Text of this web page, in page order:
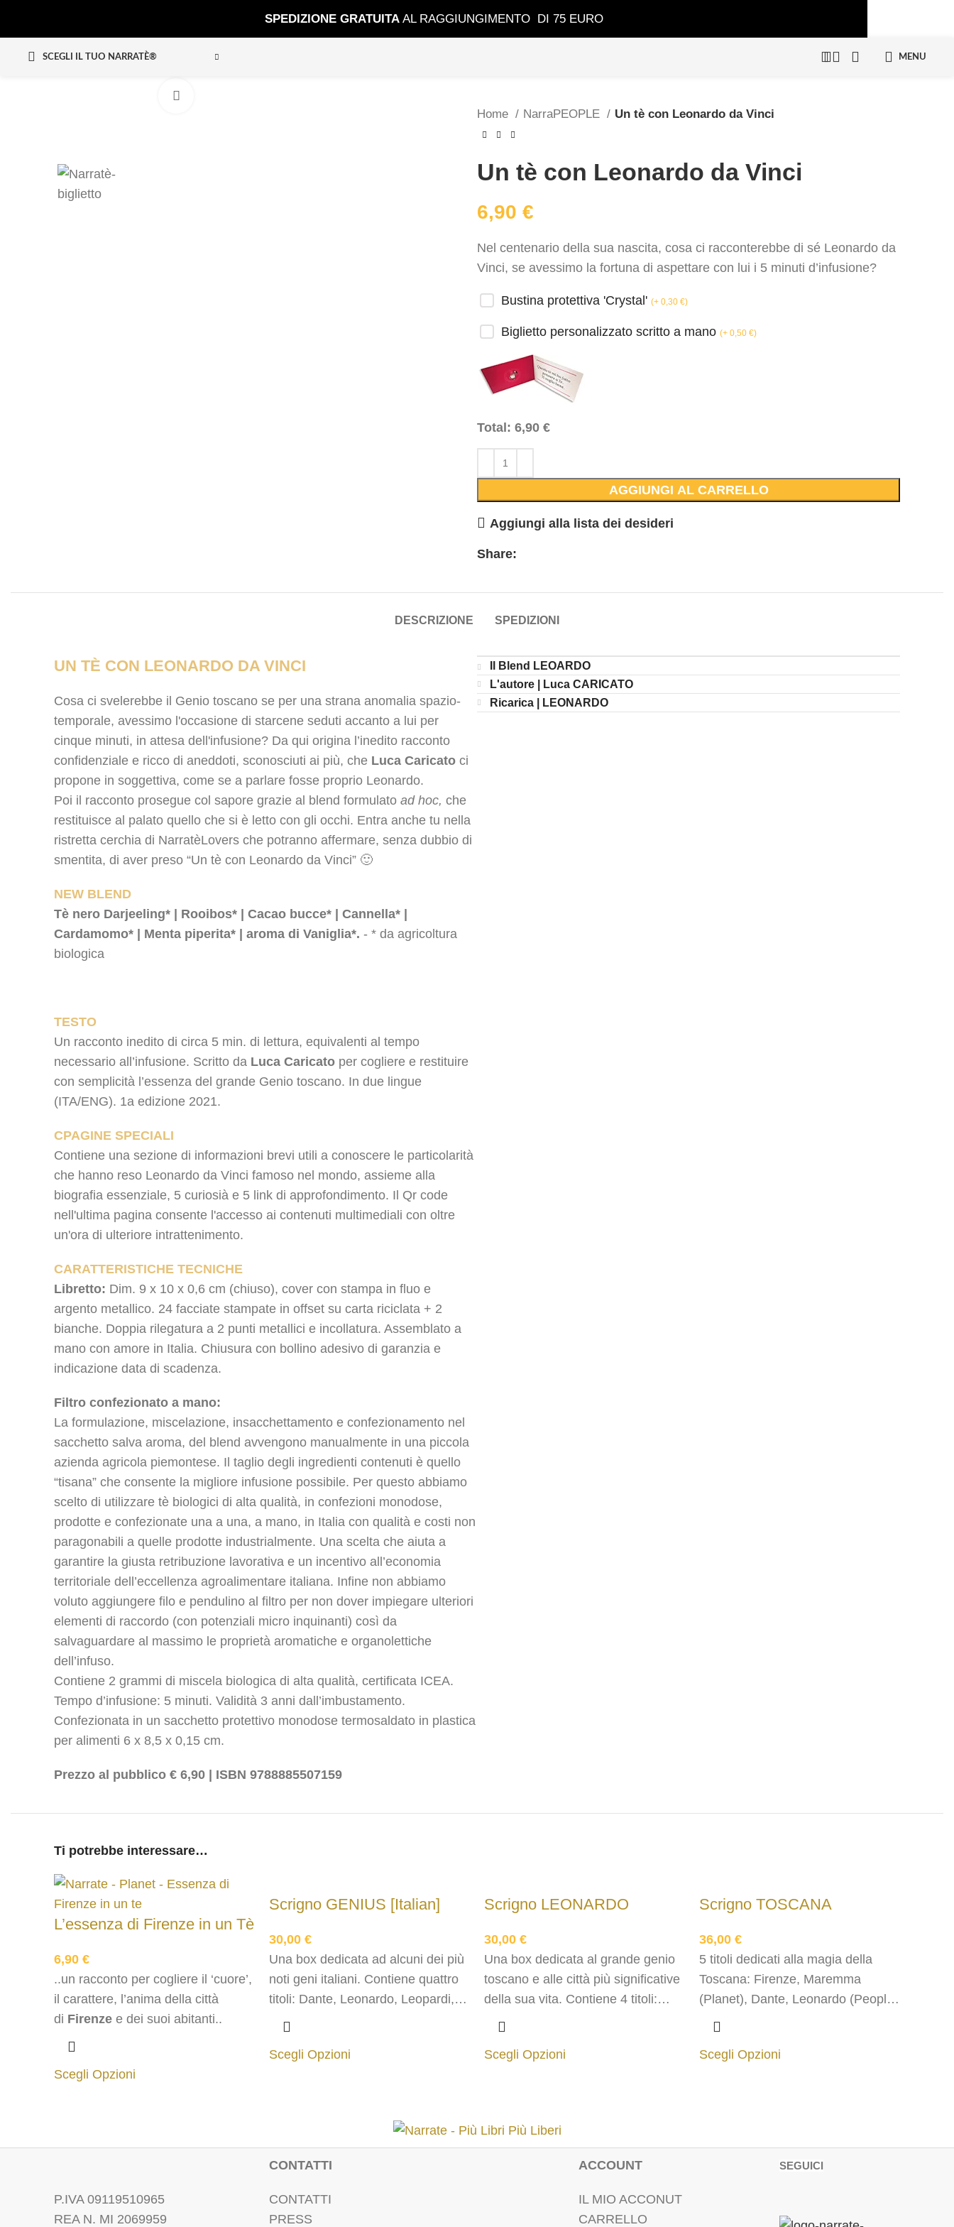
SCEGLI IL TUO NARRATÈ® MENU
Home NarraPEOPLE Un tè con Leonardo da Vinci
Un tè con Leonardo da Vinci
6,90 €
Nel centenario della sua nascita, cosa ci racconterebbe di sé Leonardo da
Vinci, se avessimo la fortuna di aspettare con lui i 5 minuti d’infusione?
Bustina protettiva 'Crystal' (+ 0,30 €)
Biglietto personalizzato scritto a mano (+ 0,50 €)
Total: 6,90 €
AGGIUNGI AL CARRELLO
Aggiungi alla lista dei desideri
Share:
DESCRIZIONE SPEDIZIONI
UN TÈ CON LEONARDO DA VINCI
Cosa ci svelerebbe il Genio toscano se per una strana anomalia spazio-
temporale, avessimo l'occasione di starcene seduti accanto a lui per
cinque minuti, in attesa dell'infusione? Da qui origina l’inedito racconto
confidenziale e ricco di aneddoti, sconosciuti ai più, che Luca Caricato ci
propone in soggettiva, come se a parlare fosse proprio Leonardo.
Poi il racconto prosegue col sapore grazie al blend formulato ad hoc, che
restituisce al palato quello che si è letto con gli occhi. Entra anche tu nella
ristretta cerchia di NarratèLovers che potranno affermare, senza dubbio di
smentita, di aver preso “Un tè con Leonardo da Vinci” 🙂
NEW BLEND
Tè nero Darjeeling* | Rooibos* | Cacao bucce* | Cannella* |
Cardamomo* | Menta piperita* | aroma di Vaniglia*. - * da agricoltura
biologica
TESTO
Un racconto inedito di circa 5 min. di lettura, equivalenti al tempo
necessario all’infusione. Scritto da Luca Caricato per cogliere e restituire
con semplicità l’essenza del grande Genio toscano. In due lingue
(ITA/ENG). 1a edizione 2021.
CPAGINE SPECIALI
Contiene una sezione di informazioni brevi utili a conoscere le particolarità
che hanno reso Leonardo da Vinci famoso nel mondo, assieme alla
biografia essenziale, 5 curiosià e 5 link di approfondimento. Il Qr code
nell'ultima pagina consente l'accesso ai contenuti multimediali con oltre
un'ora di ulteriore intrattenimento.
CARATTERISTICHE TECNICHE
Libretto: Dim. 9 x 10 x 0,6 cm (chiuso), cover con stampa in fluo e
argento metallico. 24 facciate stampate in offset su carta riciclata + 2
bianche. Doppia rilegatura a 2 punti metallici e incollatura. Assemblato a
mano con amore in Italia. Chiusura con bollino adesivo di garanzia e
indicazione data di scadenza.
Filtro confezionato a mano:
La formulazione, miscelazione, insacchettamento e confezionamento nel
sacchetto salva aroma, del blend avvengono manualmente in una piccola
azienda agricola piemontese. Il taglio degli ingredienti contenuti è quello
“tisana” che consente la migliore infusione possibile. Per questo abbiamo
scelto di utilizzare tè biologici di alta qualità, in confezioni monodose,
prodotte e confezionate una a una, a mano, in Italia con qualità e costi non
paragonabili a quelle prodotte industrialmente. Una scelta che aiuta a
garantire la giusta retribuzione lavorativa e un incentivo all’economia
territoriale dell’eccellenza agroalimentare italiana. Infine non abbiamo
voluto aggiungere filo e pendulino al filtro per non dover impiegare ulteriori
elementi di raccordo (con potenziali micro inquinanti) così da
salvaguardare al massimo le proprietà aromatiche e organolettiche
dell’infuso.
Contiene 2 grammi di miscela biologica di alta qualità, certificata ICEA.
Tempo d’infusione: 5 minuti. Validità 3 anni dall’imbustamento.
Confezionata in un sacchetto protettivo monodose termosaldato in plastica
per alimenti 6 x 8,5 x 0,15 cm.
Prezzo al pubblico € 6,90 | ISBN 9788885507159
Il Blend LEOARDO
L'autore | Luca CARICATO
Ricarica | LEONARDO
Ti potrebbe interessare…
L’essenza di Firenze in un Tè
6,90 €
..un racconto per cogliere il ‘cuore’,
il carattere, l’anima della città
di Firenze e dei suoi abitanti..
Scegli Opzioni
Scrigno GENIUS [Italian]
30,00 €
Una box dedicata ad alcuni dei più
noti geni italiani. Contiene quattro
titoli: Dante, Leonardo, Leopardi,
Verdi (People). Comprende anche
Scegli Opzioni
Scrigno LEONARDO
30,00 €
Una box dedicata al grande genio
toscano e alle città più significative
della sua vita. Contiene 4 titoli:
Leonardo (People), Firenze,
anche 1 TÈccuino arancione.
Scegli Opzioni
Scrigno TOSCANA
36,00 €
5 titoli dedicati alla magia della
Toscana: Firenze, Maremma
(Planet), Dante, Leonardo (People)
Pinocchio (Taste). Comprende
Scegli Opzioni
P.IVA 09119510965
REA N. MI 2069959
CONTATTI
CONTATTI
PRESS
ACCOUNT
IL MIO ACCONUT
CARRELLO
SEGUICI
SPEDIZIONE GRATUITA AL RAGGIUNGIMENTO DI 75 EURO